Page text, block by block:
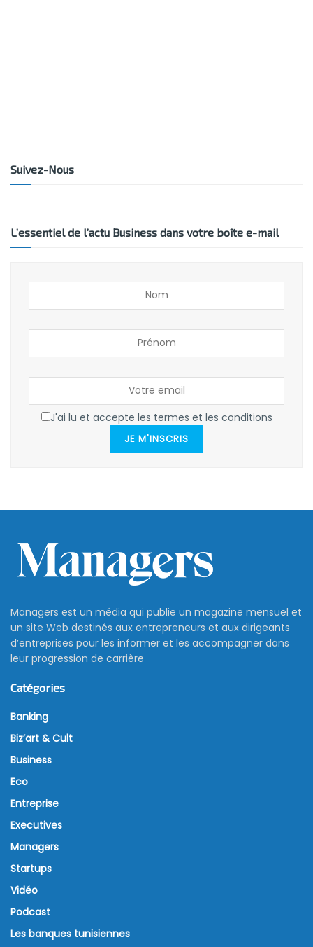
Suivez-Nous
L’essentiel de l’actu Business dans votre boîte e-mail
J'ai lu et accepte les termes et les conditions
JE M'INSCRIS
Managers est un média qui publie un magazine mensuel et
un site Web destinés aux entrepreneurs et aux dirigeants
d’entreprises pour les informer et les accompagner dans
leur progression de carrière
Catégories
Banking
Biz’art & Cult
Business
Eco
Entreprise
Executives
Managers
Startups
Vidéo
Podcast
Les banques tunisiennes